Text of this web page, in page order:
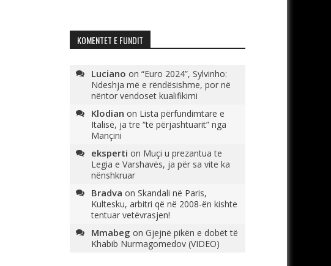
KOMENTET E FUNDIT
Luciano on “Euro 2024”, Sylvinho:
Ndeshja më e rëndësishme, por në
nëntor vendoset kualifikimi
Klodian on Lista përfundimtare e
Italisë, ja tre “të përjashtuarit” nga
Mançini
eksperti on Muçi u prezantua te
Legia e Varshavës, ja për sa vite ka
nënshkruar
Bradva on Skandali në Paris,
Kultesku, arbitri që në 2008-ën kishte
tentuar vetëvrasjen!
Mmabeg on Gjejnë pikën e dobët të
Khabib Nurmagomedov (VIDEO)